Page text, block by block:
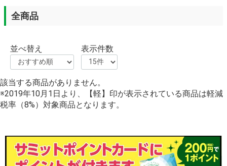
全商品
並べ替え 表示件数
該当する商品がありません。
※2019年10月1日より、【軽】印が表示されている商品は軽減
税率（8%）対象商品となります。